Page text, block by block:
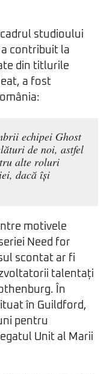
studioului
contribuit la
din titlurile
a fost
echipei Ghost
de noi, astfel
alte roluri
dacă își
motivele
Need for
scontat ar fi
talentați
În
în Guildford,
pentru
Unit al Marii